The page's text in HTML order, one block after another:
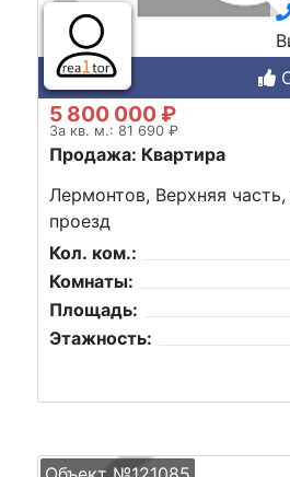
5 800 000 ₽
За кв. м.: 81 690 ₽
Продажа: Квартира
Лермонтов, Верхняя
проезд
Кол. ком.:
Комнаты:
Площадь:
Этажность: